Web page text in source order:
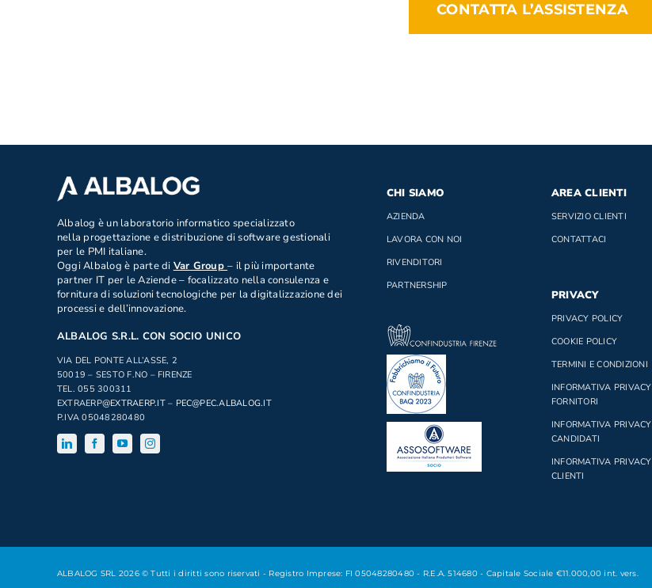
CONTATTA L’ASSISTENZA
Albalog è un laboratorio informatico specializzato
nella progettazione e distribuzione di software gestionali
per le PMI italiane.
Oggi Albalog è parte di Var Group– il più importante
partner IT per le Aziende – focalizzato nella consulenza e
fornitura di soluzioni tecnologiche per la digitalizzazione dei
processi e dell’innovazione.
ALBALOG S.R.L. CON SOCIO UNICO
VIA DEL PONTE ALL’ASSE, 2
50019 – SESTO F.NO – FIRENZE
TEL. 055 300311
EXTRAERP@EXTRAERP.IT– PEC@PEC.ALBALOG.IT
P.IVA 05048280480
CHI SIAMO
AZIENDA
LAVORA CON NOI
RIVENDITORI
PARTNERSHIP
AREA CLIENTI
SERVIZIO CLIENTI
CONTATTACI
PRIVACY
PRIVACY POLICY
COOKIE POLICY
TERMINI E CONDIZIONI
INFORMATIVA PRIVACY
FORNITORI
INFORMATIVA PRIVACY
CANDIDATI
INFORMATIVA PRIVACY
CLIENTI
ALBALOG SRL 2026 © Tutti i diritti sono riservati - Registro Imprese: FI 05048280480 - R.E.A. 514680 - Capitale Sociale €11.000,00 int. vers.